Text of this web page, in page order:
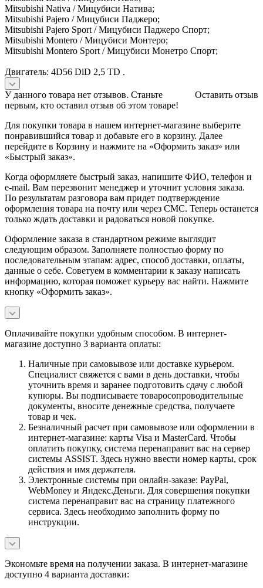
Mitsubishi Nativa / Мицубиси Натива;
Mitsubishi Pajero / Мицубиси Паджеро;
Mitsubishi Pajero Sport / Мицубиси Паджеро Спорт;
Mitsubishi Montero / Мицубиси Монтеро;
Mitsubishi Montero Sport / Мицубиси Монетро Спорт;
Двигатель: 4D56 DiD 2,5 TD .
Оставить отзыв
У данного товара нет отзывов. Станьте
первым, кто оставил отзыв об этом товаре!
Для покупки товара в нашем интернет-магазине выберите
понравившийся товар и добавьте его в корзину. Далее
перейдите в Корзину и нажмите на «Оформить заказ» или
«Быстрый заказ».
Когда оформляете быстрый заказ, напишите ФИО, телефон и
e-mail. Вам перезвонит менеджер и уточнит условия заказа.
По результатам разговора вам придет подтверждение
оформления товара на почту или через СМС. Теперь останется
только ждать доставки и радоваться новой покупке.
Оформление заказа в стандартном режиме выглядит
следующим образом. Заполняете полностью форму по
последовательным этапам: адрес, способ доставки, оплаты,
данные о себе. Советуем в комментарии к заказу написать
информацию, которая поможет курьеру вас найти. Нажмите
кнопку «Оформить заказ».
Оплачивайте покупки удобным способом. В интернет-
магазине доступно 3 варианта оплаты:
Наличные при самовывозе или доставке курьером.
Специалист свяжется с вами в день доставки, чтобы
уточнить время и заранее подготовить сдачу с любой
купюры. Вы подписываете товаросопроводительные
документы, вносите денежные средства, получаете
товар и чек.
Безналичный расчет при самовывозе или оформлении в
интернет-магазине: карты Visa и MasterCard. Чтобы
оплатить покупку, система перенаправит вас на сервер
системы ASSIST. Здесь нужно ввести номер карты, срок
действия и имя держателя.
Электронные системы при онлайн-заказе: PayPal,
WebMoney и Яндекс.Деньги. Для совершения покупки
система перенаправит вас на страницу платежного
сервиса. Здесь необходимо заполнить форму по
инструкции.
Экономьте время на получении заказа. В интернет-магазине
доступно 4 варианта доставки: